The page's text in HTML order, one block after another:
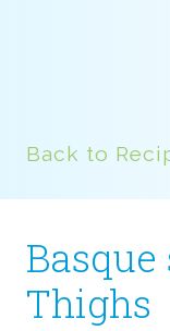
Back to
Thighs